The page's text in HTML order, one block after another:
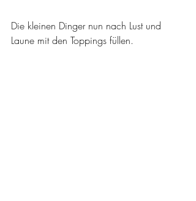
Die kleinen Dinger nun nach Lust und
Laune mit den Toppings füllen.